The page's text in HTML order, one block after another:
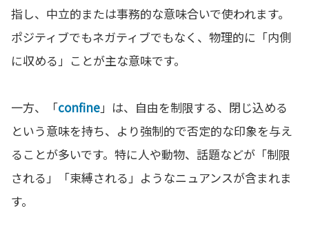
指し、中立的または事務的な意味合いで使われます。
ポジティブでもネガティブでもなく、物理的に「内側
に収める」ことが主な意味です。
一方、「confine」は、自由を制限する、閉じ込める
という意味を持ち、より強制的で否定的な印象を与え
ることが多いです。特に人や動物、話題などが「制限
される」「束縛される」ようなニュアンスが含まれま
す。